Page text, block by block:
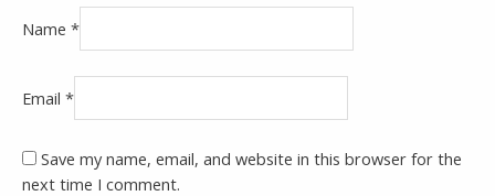
Name *
Email *
Save my name, email, and website in this browser for the
next time I comment.